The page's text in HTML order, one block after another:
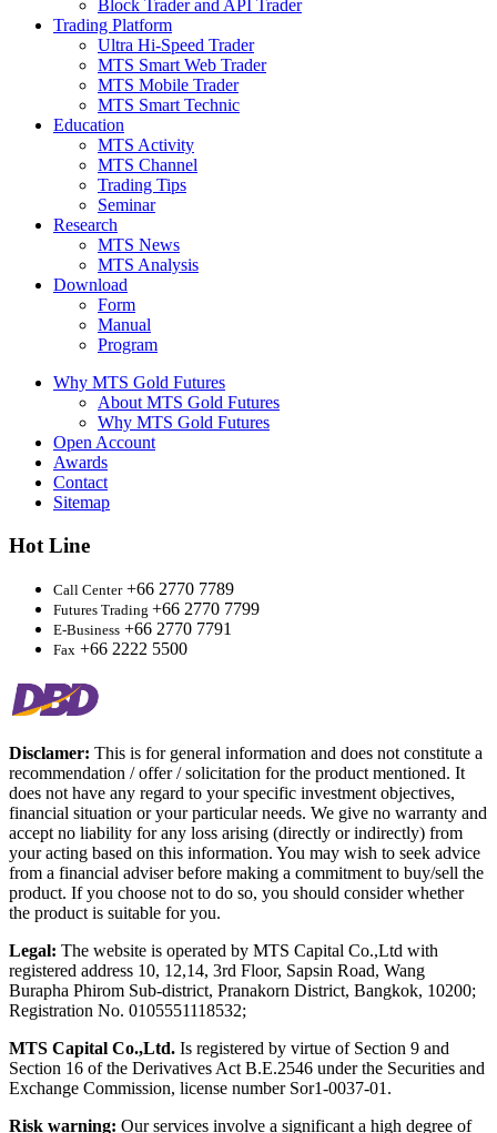
Block Trader and API Trader
Trading Platform
Ultra Hi-Speed Trader
MTS Smart Web Trader
MTS Mobile Trader
MTS Smart Technic
Education
MTS Activity
MTS Channel
Trading Tips
Seminar
Research
MTS News
MTS Analysis
Download
Form
Manual
Program
Why MTS Gold Futures
About MTS Gold Futures
Why MTS Gold Futures
Open Account
Awards
Contact
Sitemap
Hot Line
Call Center+66 2770 7789
Futures Trading +66 2770 7799
E-Business +66 2770 7791
Fax +66 2222 5500
Disclamer: This is for general information and does not constitute a
recommendation / offer / solicitation for the product mentioned. It
does not have any regard to your specific investment objectives,
financial situation or your particular needs. We give no warranty and
accept no liability for any loss arising (directly or indirectly) from
your acting based on this information. You may wish to seek advice
from a financial adviser before making a commitment to buy/sell the
product. If you choose not to do so, you should consider whether
the product is suitable for you.
Legal: The website is operated by MTS Capital Co.,Ltd with
registered address 10, 12,14, 3rd Floor, Sapsin Road, Wang
Burapha Phirom Sub-district, Pranakorn District, Bangkok, 10200;
Registration No. 0105551118532;
MTS Capital Co.,Ltd. Is registered by virtue of Section 9 and
Section 16 of the Derivatives Act B.E.2546 under the Securities and
Exchange Commission, license number Sor1-0037-01.
Risk warning: Our services involve a significant a high degree of